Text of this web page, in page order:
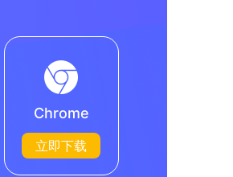
Chrome
立即下载